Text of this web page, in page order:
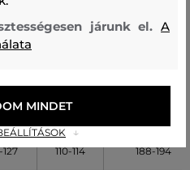
98
117
127 110-114 188-194
járunk el.A
MINDET